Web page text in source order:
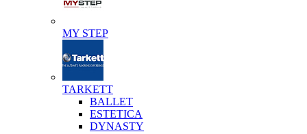
MY STEP
TARKETT
BALLET
ESTETICA
DYNASTY